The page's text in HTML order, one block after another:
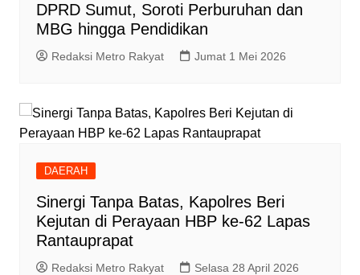
DPRD Sumut, Soroti Perburuhan dan
MBG hingga Pendidikan
Redaksi Metro Rakyat Jumat 1 Mei 2026
DAERAH
Sinergi Tanpa Batas, Kapolres Beri
Kejutan di Perayaan HBP ke-62 Lapas
Rantauprapat
Redaksi Metro Rakyat Selasa 28 April 2026